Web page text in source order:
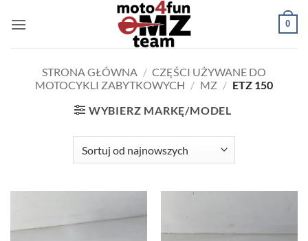
0
STRONA GŁÓWNA / CZĘŚCI UŻYWANE DO
MOTOCYKLI ZABYTKOWYCH / MZ / ETZ 150
WYBIERZ MARKĘ/MODEL